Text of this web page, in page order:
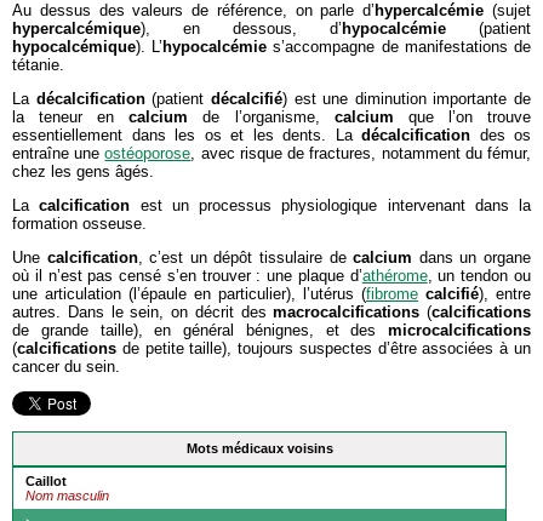
Mots médicaux voisins
Caillot
Nom masculin
Au dessus des valeurs de référence, on parle d’ hypercalcémie (sujet
hypercalcémique), en dessous, d’ hypocalcémie (patient
hypocalcémique). L’ hypocalcémie s’accompagne de manifestations de
tétanie.
La décalcification(patient décalcifié) est une diminution importante de
la teneur encalcium de l’organisme, calcium que l’on trouve
essentiellement dans les os et les dents. La décalcification des os
entraîne uneostéoporose, avec risque de fractures, notamment du fémur,
chez les gens âgés.
Lacalcification est un processus physiologique intervenant dans la
formation osseuse.
Une calcification, c’est un dépôt tissulaire decalcium dans un organe
où il n’est pas censé s’en trouver : une plaque d’athérome, un tendon ou
une articulation (l’épaule en particulier), l’utérus (fibrome calcifié), entre
autres. Dans le sein, on décrit desmacrocalcifications (calcifications
de grande taille), en général bénignes, et des microcalcifications
(calcifications de petite taille), toujours suspectes d’être associées à un
cancer du sein.